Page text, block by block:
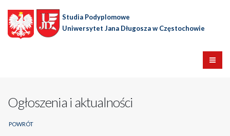
Studia Podyplomowe
Uniwersytet Jana Długosza w Częstochowie
Ogłoszenia i aktualności
POWRÓT